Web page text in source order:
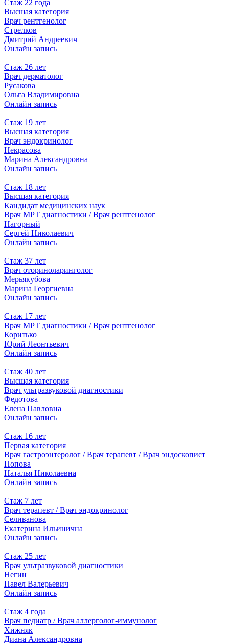
Стаж 22 года
Высшая категория
Врач рентгенолог
Стрелков
Дмитрий Андреевич
Онлайн запись
Стаж 26 лет
Врач дерматолог
Русакова
Ольга Владимировна
Онлайн запись
Стаж 19 лет
Высшая категория
Врач эндокринолог
Некрасова
Марина Александровна
Онлайн запись
Стаж 18 лет
Высшая категория
Кандидат медицинских наук
Врач МРТ диагностики / Врач рентгенолог
Нагорный
Сергей Николаевич
Онлайн запись
Стаж 37 лет
Врач оториноларинголог
Мерьякубова
Марина Георгиевна
Онлайн запись
Стаж 17 лет
Врач МРТ диагностики / Врач рентгенолог
Коритько
Юрий Леонтьевич
Онлайн запись
Стаж 40 лет
Высшая категория
Врач ультразвуковой диагностики
Федотова
Елена Павловна
Онлайн запись
Стаж 16 лет
Первая категория
Врач гастроэнтеролог / Врач терапевт / Врач эндоскопист
Попова
Наталья Николаевна
Онлайн запись
Стаж 7 лет
Врач терапевт / Врач эндокринолог
Селиванова
Екатерина Ильинична
Онлайн запись
Стаж 25 лет
Врач ультразвуковой диагностики
Негин
Павел Валерьевич
Онлайн запись
Стаж 4 года
Врач педиатр / Врач аллерголог-иммунолог
Хижняк
Диана Александровна